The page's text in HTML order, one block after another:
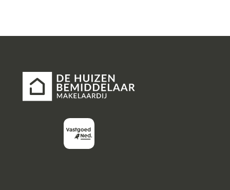
Alle verstrekte informatie moet beschouwd worden
worden ontleend aan deze woninginformatie.